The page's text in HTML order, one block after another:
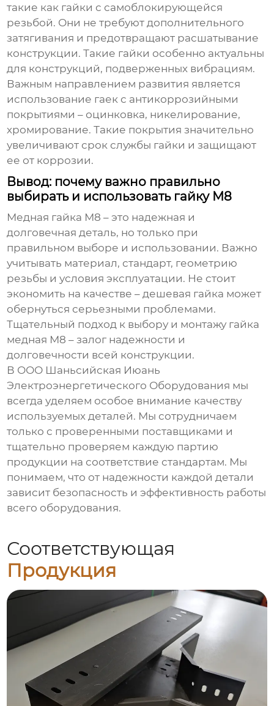
такие как гайки с самоблокирующейся
резьбой. Они не требуют дополнительного
затягивания и предотвращают расшатывание
конструкции. Такие гайки особенно актуальны
для конструкций, подверженных вибрациям.
Важным направлением развития является
использование гаек с антикоррозийными
покрытиями – оцинковка, никелирование,
хромирование. Такие покрытия значительно
увеличивают срок службы гайки и защищают
ее от коррозии.
Вывод: почему важно правильно
выбирать и использовать гайку М8
Медная гайка М8 – это надежная и
долговечная деталь, но только при
правильном выборе и использовании. Важно
учитывать материал, стандарт, геометрию
резьбы и условия эксплуатации. Не стоит
экономить на качестве – дешевая гайка может
обернуться серьезными проблемами.
Тщательный подход к выбору и монтажу гайка
медная М8 – залог надежности и
долговечности всей конструкции.
В ООО Шаньсийская Июань
Электроэнергетического Оборудования мы
всегда уделяем особое внимание качеству
используемых деталей. Мы сотрудничаем
только с проверенными поставщиками и
тщательно проверяем каждую партию
продукции на соответствие стандартам. Мы
понимаем, что от надежности каждой детали
зависит безопасность и эффективность работы
всего оборудования.
Соответствующая
Продукция